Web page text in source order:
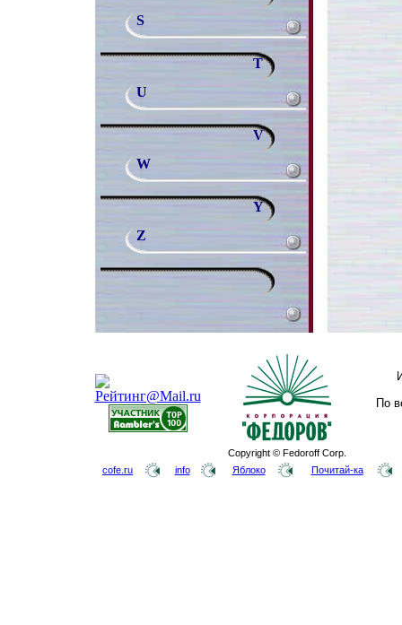
S
T
U
V
W
Y
Z
Copyright © Fedoroff Corp.
По
cofe.ru info Яблоко Почитай-ка